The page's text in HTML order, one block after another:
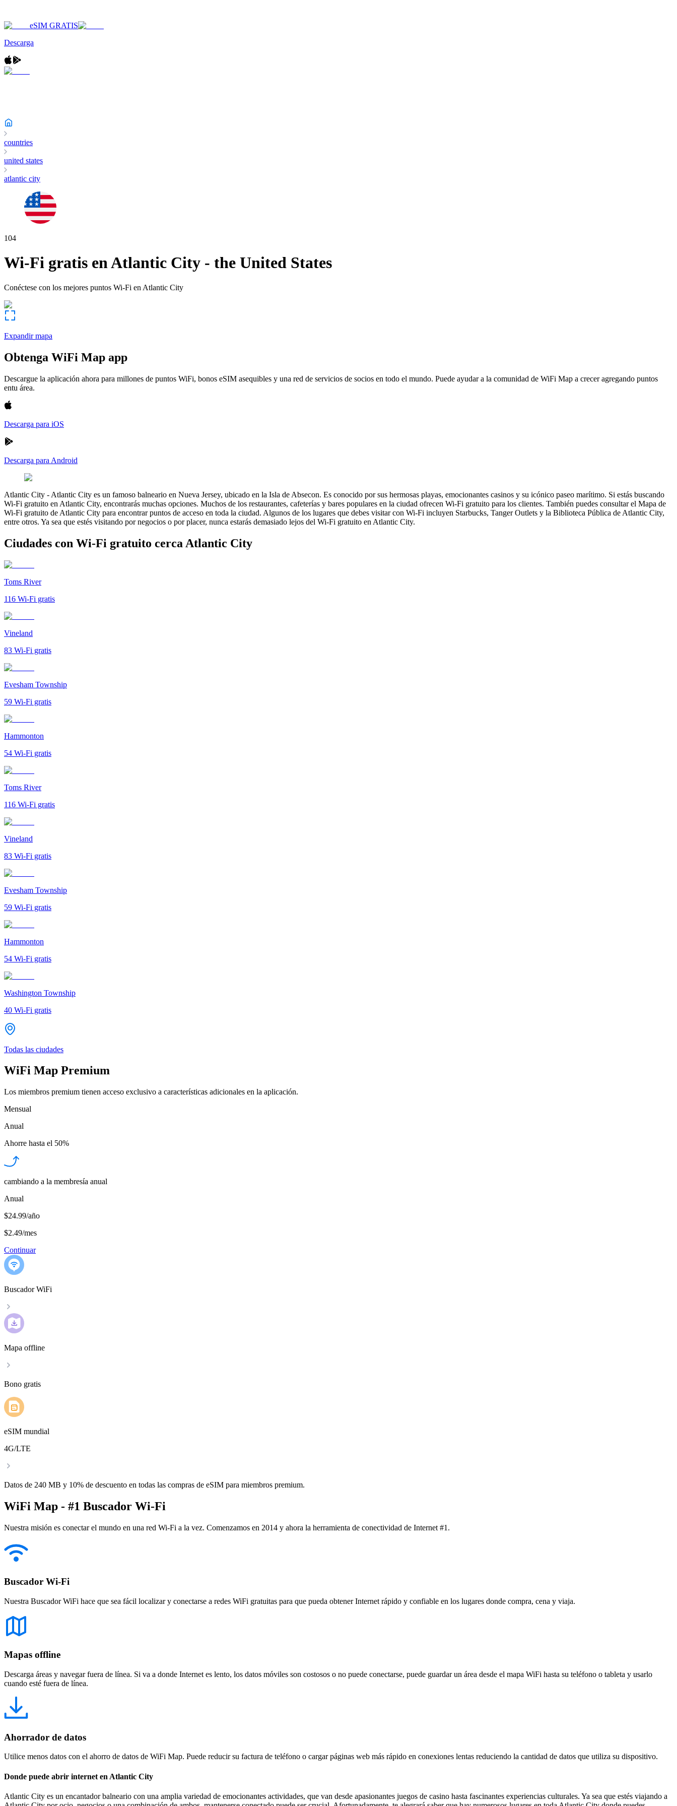
eSIM GRATIS
Descarga
countries
united states
atlantic city
104
Wi-Fi gratis enAtlantic City - the United States
Conéctese con los mejores puntos Wi-Fi en Atlantic City
Expandir mapa
Obtenga WiFi Map app
Descargue la aplicación ahora para millones de puntos WiFi, bonos eSIM asequibles y una red de servicios de socios en todo el mundo. Puede ayudar a la comunidad de WiFi Map a crecer agregando puntos
entu área.
Descarga para iOS
Descarga para Android
Atlantic City - Atlantic City es un famoso balneario en Nueva Jersey, ubicado en la Isla de Absecon. Es conocido por sus hermosas playas, emocionantes casinos y su icónico paseo marítimo. Si estás buscando
Wi-Fi gratuito en Atlantic City, encontrarás muchas opciones. Muchos de los restaurantes, cafeterías y bares populares en la ciudad ofrecen Wi-Fi gratuito para los clientes. También puedes consultar el Mapa de
Wi-Fi gratuito de Atlantic City para encontrar puntos de acceso en toda la ciudad. Algunos de los lugares que debes visitar con Wi-Fi incluyen Starbucks, Tanger Outlets y la Biblioteca Pública de Atlantic City,
entre otros. Ya sea que estés visitando por negocios o por placer, nunca estarás demasiado lejos del Wi-Fi gratuito en Atlantic City.
Ciudades con Wi-Fi gratuito cerca Atlantic City
Toms River
116 Wi-Fi gratis
Vineland
83 Wi-Fi gratis
Evesham Township
59 Wi-Fi gratis
Hammonton
54 Wi-Fi gratis
Toms River
116 Wi-Fi gratis
Vineland
83 Wi-Fi gratis
Evesham Township
59 Wi-Fi gratis
Hammonton
54 Wi-Fi gratis
Washington Township
40 Wi-Fi gratis
Todas las ciudades
WiFi Map Premium
Los miembros premium tienen acceso exclusivo a características adicionales en la aplicación.
Mensual
Anual
Ahorre hasta el 50%
cambiando a la membresía anual
Anual
$24.99/año
$2.49/mes
Continuar
Buscador WiFi
Mapa offline
Bono gratis
eSIM mundial
4G/LTE
Datos de 240 MB y 10% de descuento en todas las compras de eSIM para miembros premium.
WiFi Map - #1 Buscador Wi-Fi
Nuestra misión es conectar el mundo en una red Wi-Fi a la vez. Comenzamos en 2014 y ahora la herramienta de conectividad de Internet #1.
Buscador Wi-Fi
Nuestra Buscador WiFi hace que sea fácil localizar y conectarse a redes WiFi gratuitas para que pueda obtener Internet rápido y confiable en los lugares donde compra, cena y viaja.
Mapas offline
Descarga áreas y navegar fuera de línea. Si va a donde Internet es lento, los datos móviles son costosos o no puede conectarse, puede guardar un área desde el mapa WiFi hasta su teléfono o tableta y usarlo
cuando esté fuera de línea.
Ahorrador de datos
Utilice menos datos con el ahorro de datos de WiFi Map. Puede reducir su factura de teléfono o cargar páginas web más rápido en conexiones lentas reduciendo la cantidad de datos que utiliza su dispositivo.
Donde puede abrir internet en Atlantic City
Atlantic City es un encantador balneario con una amplia variedad de emocionantes actividades, que van desde apasionantes juegos de casino hasta fascinantes experiencias culturales. Ya sea que estés viajando a